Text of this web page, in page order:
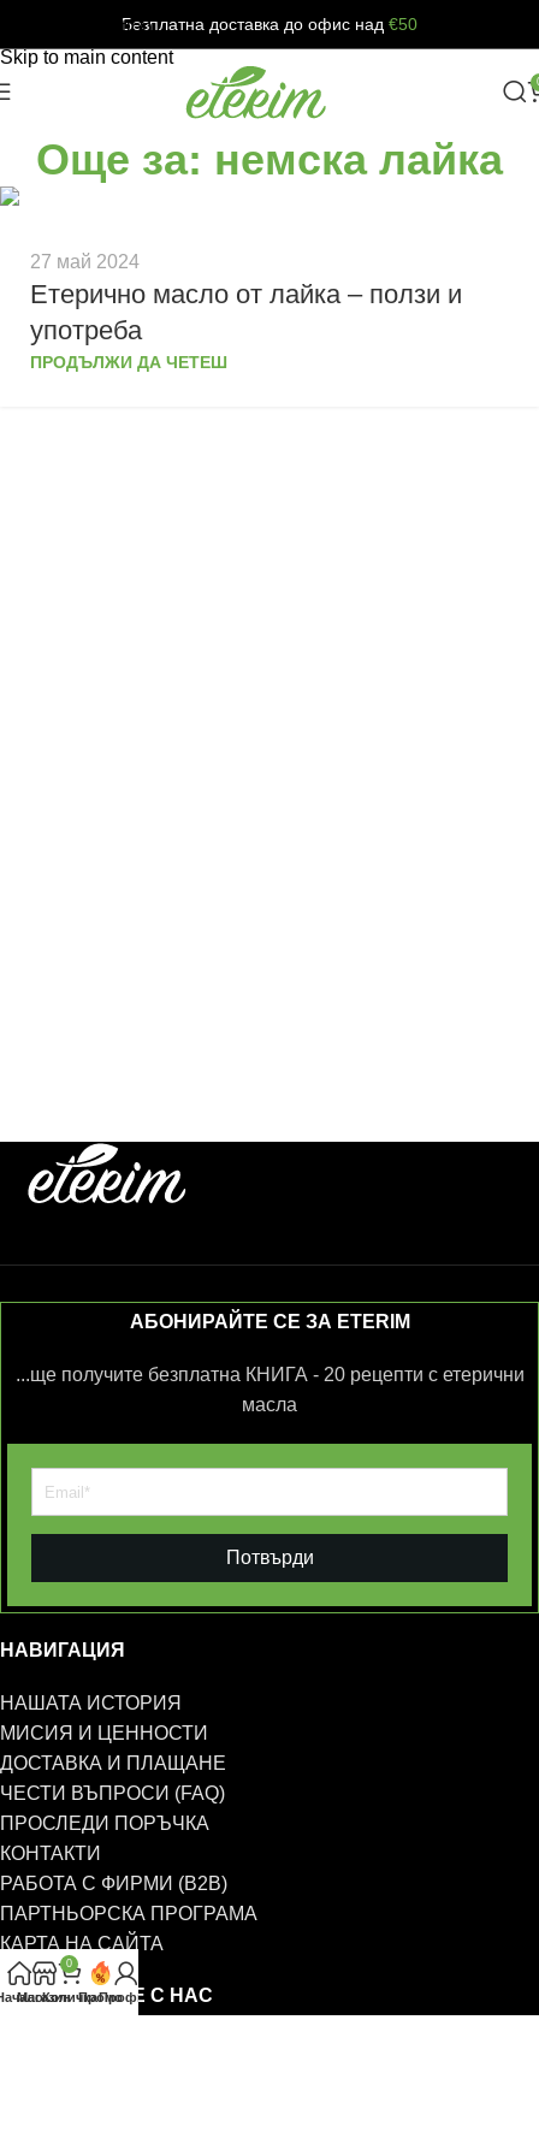
Skip to navigation
Skip to main content
Безплатна доставка до офис над €50
Още за: немска лайка
27 май 2024
Eтерично масло от лайка – ползи и
употреба
ПРОДЪЛЖИ ДА ЧЕТЕШ
АБОНИРАЙТЕ СЕ ЗА ETERIM
...ще получите безплатна КНИГА - 20 рецепти с етерични
масла
Потвърди
НАВИГАЦИЯ
НАШАТА ИСТОРИЯ
МИСИЯ И ЦЕННОСТИ
ДОСТАВКА И ПЛАЩАНЕ
ЧЕСТИ ВЪПРОСИ (FAQ)
ПРОСЛЕДИ ПОРЪЧКА
КОНТАКТИ
РАБОТА С ФИРМИ (B2B)
ПАРТНЬОРСКА ПРОГРАМА
КАРТА НА САЙТА
СВЪРЖЕТЕ СЕ С НАС
Магазин
0
КоличкаПромоПрофил